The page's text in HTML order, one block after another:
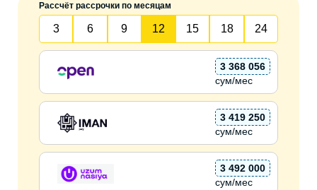
Рассчёт рассрочки по месяцам
3 6 9 12 15 18 24
3 368 056
сум/мес
3 419 250
сум/мес
3 492 000
сум/мес